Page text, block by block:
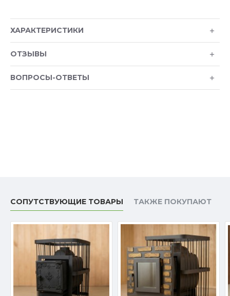
ХАРАКТЕРИСТИКИ
ОТЗЫВЫ
ВОПРОСЫ-ОТВЕТЫ
СОПУТСТВУЮЩИЕ ТОВАРЫ ТАКЖЕ ПОКУПАЮТ